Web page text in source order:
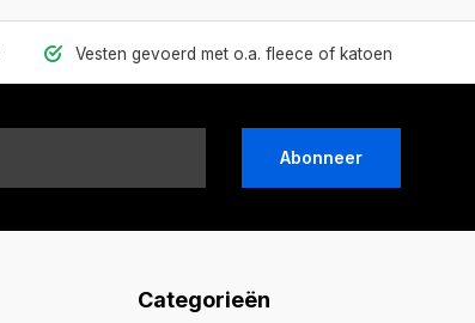
Vesten gevoerd met o.a. fleece of katoen
Abonneer
Categorieën